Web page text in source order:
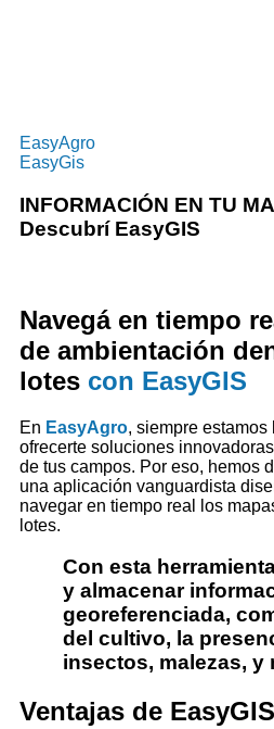
EasyAgro
EasyGis
INFORMACIÓN EN TU
Descubrí EasyGIS
Navegá en tiempo
de ambientación
lotes con EasyGIS
En EasyAgro, siempre
ofrecerte soluciones
de tus campos. Por eso, hemos
una aplicación vanguardista
navegar en tiempo real los
lotes.
Con esta
y almacenar
georeferenciada,
del cultivo, la
insectos, malezas, y
Ventajas de EasyGIS